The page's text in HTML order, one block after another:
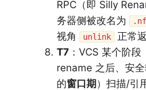
RPC（即 Silly
务器侧被改名为
视角
unlink
正常
T7：VCS 某个阶段
rename 之后、安
的窗口期 ）扫描/引